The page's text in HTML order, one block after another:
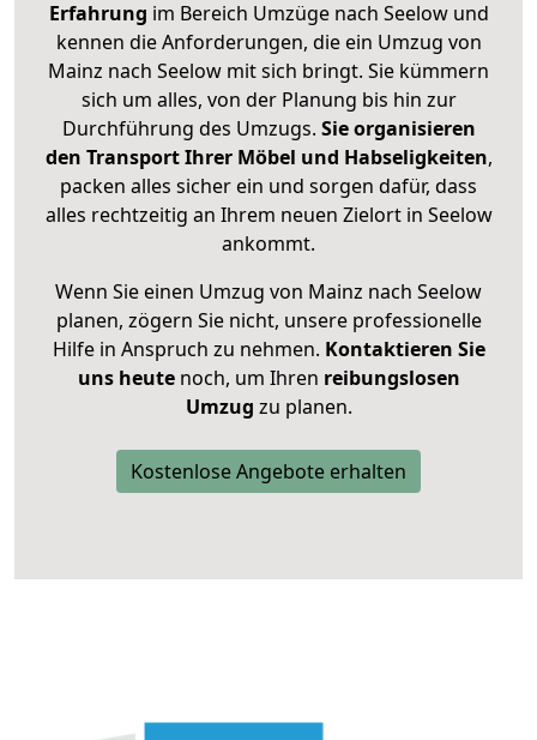
Erfahrung im Bereich Umzüge nach Seelow und
kennen die Anforderungen, die ein Umzug von
Mainz nach Seelow mit sich bringt. Sie kümmern
sich um alles, von der Planung bis hin zur
Durchführung des Umzugs. Sie organisieren
den Transport Ihrer Möbel und Habseligkeiten,
packen alles sicher ein und sorgen dafür, dass
alles rechtzeitig an Ihrem neuen Zielort in Seelow
ankommt.
Wenn Sie einen Umzug von Mainz nach Seelow
planen, zögern Sie nicht, unsere professionelle
Hilfe in Anspruch zu nehmen. Kontaktieren Sie
uns heutenoch, um Ihren reibungslosen
Umzug zu planen.
Kostenlose Angebote erhalten